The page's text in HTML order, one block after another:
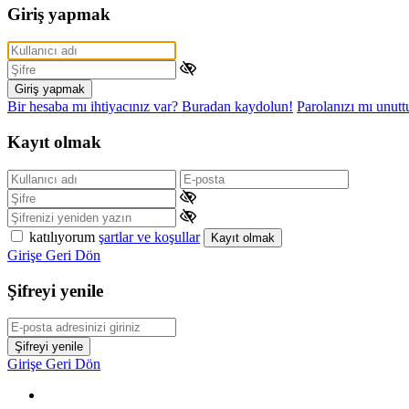
Giriş yapmak
Giriş yapmak
Bir hesaba mı ihtiyacınız var? Buradan kaydolun! Parolanızı mı
Kayıt olmak
katılıyorum şartlar ve koşullar Kayıt olmak
Girişe Geri Dön
Şifreyi yenile
Şifreyi yenile
Girişe Geri Dön